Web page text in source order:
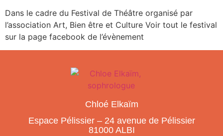
Dans le cadre du Festival de Théâtre organisé par
l’association Art, Bien être et Culture Voir tout le festival
sur la page facebook de l’évènement
Chloé Elkaïm
Espace Pélissier – 24 avenue de Pélissier
81000 ALBI